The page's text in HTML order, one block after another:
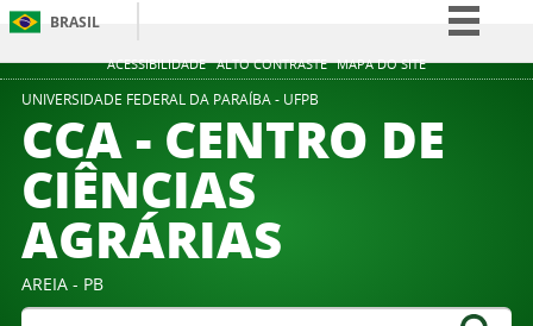
ACESSIBILIDADE ALTO CONTRASTE MAPA DO SITE
BRASIL
Simplifique!
Participe
UNIVERSIDADE FEDERAL DA PARAÍBA - UFPB
CCA - CENTRO DE
CIÊNCIAS
AGRÁRIAS
AREIA - PB
Buscar no portal